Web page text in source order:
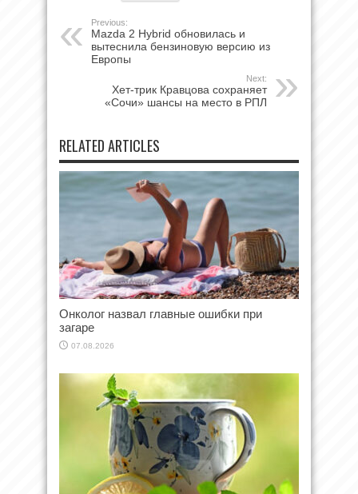
Previous:
Mazda 2 Hybrid обновилась и
вытеснила бензиновую версию из
Европы
Next:
Хет-трик Кравцова сохраняет
«Сочи» шансы на место в РПЛ
RELATED ARTICLES
Онколог назвал главные ошибки при
загаре
07.08.2026